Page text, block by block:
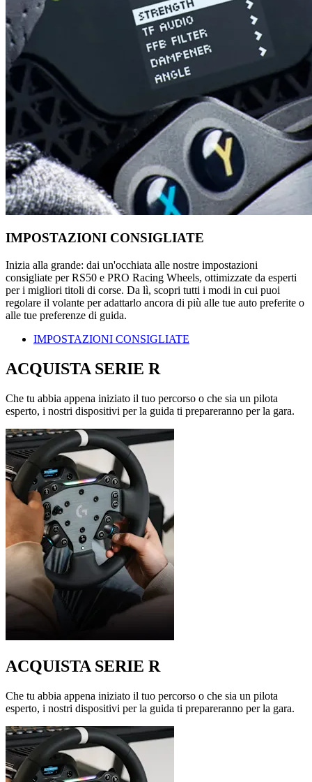
IMPOSTAZIONI CONSIGLIATE
Inizia alla grande: dai un'occhiata alle nostre impostazioni
consigliate per RS50 e PRO Racing Wheels, ottimizzate da esperti
per i migliori titoli di corse. Da lì, scopri tutti i modi in cui puoi
regolare il volante per adattarlo ancora di più alle tue auto preferite o
alle tue preferenze di guida.
IMPOSTAZIONI CONSIGLIATE
ACQUISTA SERIE R
Che tu abbia appena iniziato il tuo percorso o che sia un pilota
esperto, i nostri dispositivi per la guida ti prepareranno per la gara.
ACQUISTA SERIE R
Che tu abbia appena iniziato il tuo percorso o che sia un pilota
esperto, i nostri dispositivi per la guida ti prepareranno per la gara.